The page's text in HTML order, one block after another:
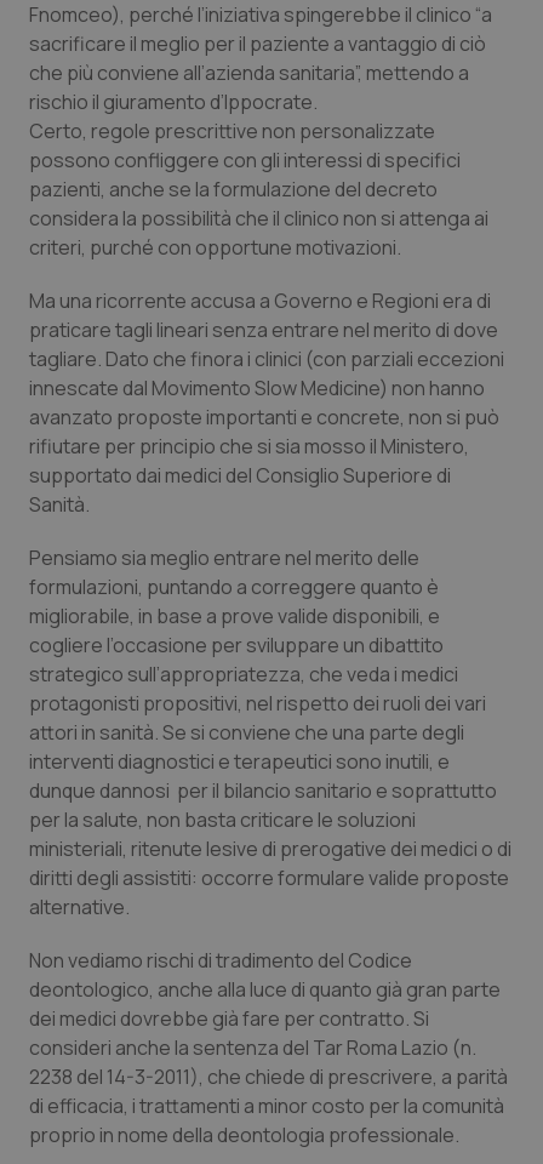
Emilia-Romagna
Friuli Venezia Giulia
Lazio
Liguria
Lombardia
Marche
Molise
Piemonte
Provincia Autonoma di Bolzano
Provincia Autonoma di Trento
Puglia
Sardegna
Sicilia
Toscana
Valle D’Aosta
Veneto
Colesterolo & coronaropatie
Dermatite Atopica
Diabete & glucometri
Disturbi dell’umore
Dolore
Donna & Salute
Epatiti
HIV
Infezioni & Febbre
Ipertensione & Scompenso
Malattie rare
Malattia di Crohn & Rettocolite Ulcerosa
Neuroscienze & patologie neurodegenerative
Obesità
Oncodermatologia
Oncoematologia
Oncologia & Nutrizione
Fnomceo), perché l’iniziativa spingerebbe il clinico “a
sacrificare il meglio per il paziente a vantaggio di ciò
che più conviene all’azienda sanitaria”, mettendo a
rischio il giuramento d’Ippocrate.
Certo, regole prescrittive non personalizzate
possono confliggere con gli interessi di specifici
pazienti, anche se la formulazione del decreto
considera la possibilità che il clinico non si attenga ai
criteri, purché con opportune motivazioni.
Ma una ricorrente accusa a Governo e Regioni era di
praticare tagli lineari senza entrare nel merito di dove
tagliare. Dato che finora i clinici (con parziali eccezioni
innescate dal Movimento Slow Medicine) non hanno
avanzato proposte importanti e concrete, non si può
rifiutare per principio che si sia mosso il Ministero,
supportato dai medici del Consiglio Superiore di
Sanità.
Pensiamo sia meglio entrare nel merito delle
formulazioni, puntando a correggere quanto è
migliorabile, in base a prove valide disponibili, e
cogliere l’occasione per sviluppare un dibattito
strategico sull’appropriatezza, che veda i medici
protagonisti propositivi, nel rispetto dei ruoli dei vari
attori in sanità. Se si conviene che una parte degli
interventi diagnostici e terapeutici sono inutili, e
dunque dannosi per il bilancio sanitario e soprattutto
per la salute, non basta criticare le soluzioni
ministeriali, ritenute lesive di prerogative dei medici o di
diritti degli assistiti: occorre formulare valide proposte
alternative.
Non vediamo rischi di tradimento del Codice
deontologico, anche alla luce di quanto già gran parte
dei medici dovrebbe già fare per contratto. Si
consideri anche la sentenza del Tar Roma Lazio (n.
2238 del 14-3-2011), che chiede di prescrivere, a parità
di efficacia, i trattamenti a minor costo per la comunità
proprio in nome della deontologia professionale.